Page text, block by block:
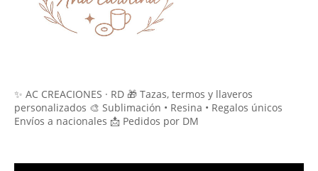
✨ AC CREACIONES · RD 🎁 Tazas, termos y llaveros
personalizados 🎨 Sublimación • Resina • Regalos únicos
Envíos a nacionales 📩 Pedidos por DM